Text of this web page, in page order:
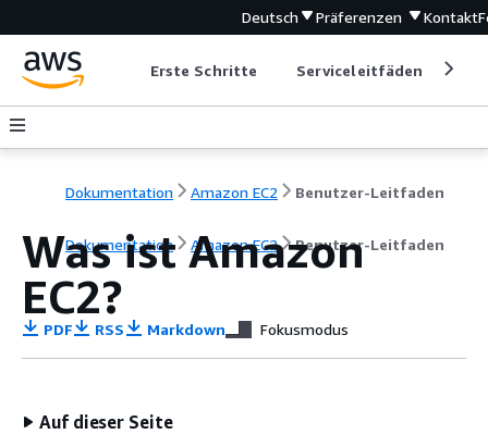
Deutsch Präferenzen Kontakt
Erste Schritte Serviceleitfäden
Dokumentation Amazon EC2 Benutzer-Leitfaden
Dokumentation Amazon EC2 Benutzer-Leitfaden
Was ist Amazon
EC2?
PDF RSS Markdown Fokusmodus
Auf dieser Seite